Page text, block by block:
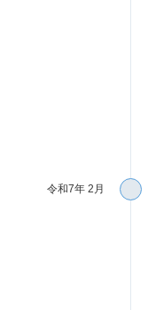
令和7年 2月